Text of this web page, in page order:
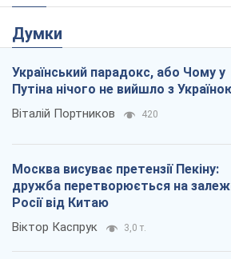
Думки
Український парадокс, або Чому у
Путіна нічого не вийшло з
Віталій Портников 420
Москва висуває претензії Пекіну:
дружба перетворюється на
Росії від Китаю
Віктор Каспрук 3,0 т.